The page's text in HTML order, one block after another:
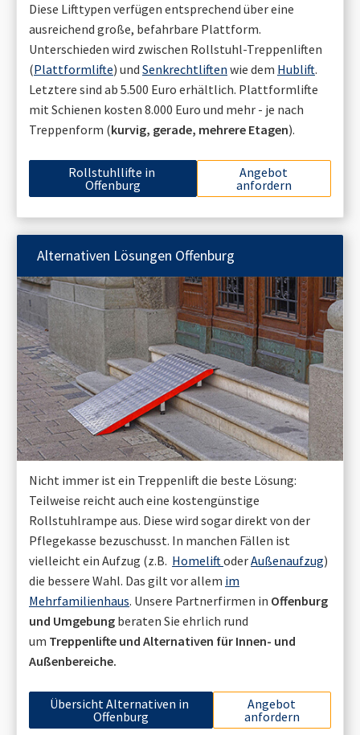
Diese Lifttypen verfügen entsprechend über eine
ausreichend große, befahrbare Plattform.
Unterschieden wird zwischen Rollstuhl-Treppenliften
(Plattformlifte) und Senkrechtliften wie dem Hublift.
Letztere sind ab 5.500 Euro erhältlich. Plattformlifte
mit Schienen kosten 8.000 Euro und mehr - je nach
Treppenform (kurvig, gerade, mehrere Etagen).
Rollstuhllifte in
Offenburg
Angebot
anfordern
Alternativen Lösungen Offenburg
Nicht immer ist ein Treppenlift die beste Lösung:
Teilweise reicht auch eine kostengünstige
Rollstuhlrampe aus. Diese wird sogar direkt von der
Pflegekasse bezuschusst. In manchen Fällen ist
vielleicht ein Aufzug (z.B. HomeliftoderAußenaufzug)
die bessere Wahl. Das gilt vor allem im
Mehrfamilienhaus. Unsere Partnerfirmen in Offenburg
und Umgebung beraten Sie ehrlich rund
um Treppenlifte und Alternativen für Innen- und
Außenbereiche.
Übersicht Alternativen in
Offenburg
Angebot
anfordern